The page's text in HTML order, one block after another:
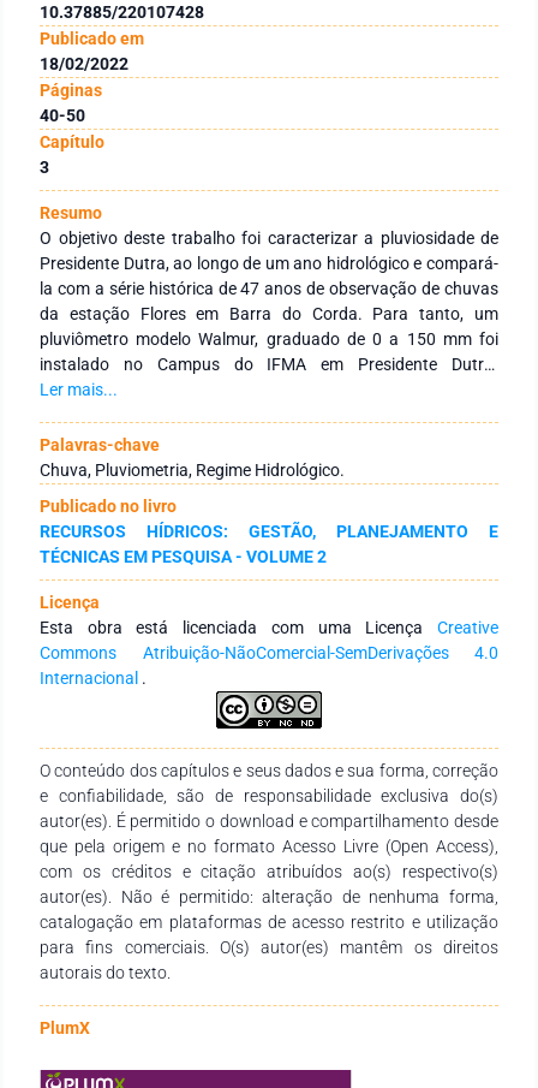
10.37885/220107428
Publicado em
18/02/2022
Páginas
40-50
Capítulo
3
Resumo
O objetivo deste trabalho foi caracterizar a pluviosidade de
Presidente Dutra, ao longo de um ano hidrológico e compará-
la com a série histórica de 47 anos de observação de chuvas
da estação Flores em Barra do Corda. Para tanto, um
pluviômetro modelo Walmur, graduado de 0 a 150 mm foi
instalado no Campus do IFMA em Presidente Dutra.
Diariamente, ao longo de 12 meses, os volumes foram
em planilha do Excel. Para comparar os volumes de chuva em
Presidente Dutra com a média histórica regional foi aplicado a
análise estatística de Correlação de Person no Excel. O
volume de chuva em Presidente Dutra foi 1.732,5 mm, muito
acima da média histórica da região que é de 1.215,3 mm,
sendo fevereiro foi o mês mais chuvoso com 428 mm,
contrariando a média histórica que apresenta o mês de
março como o mais chuvoso (247,7 mm) na região. O mês de
agosto apresentou ausência de chuva e corrobora com os
dados históricos na região que apresenta para esse mês
apenas 8,5 mm. Ao comparar os volumes de chuva nos seis
meses mais chuvosos, percebeu-se que esses meses
média regional, já que, historicamente, os meses chuvosos
participam com mais de 85% do volume anual na região. O
coeficiente de correlação de Person (r=0,70) mostrou-se
significativo, indicando que os volumes medidos em
Presidente Dutra estão seguindo a mesma tendência dos
dados regionais.
Ler mais...
Palavras-chave
Chuva, Pluviometria, Regime Hidrológico.
Publicado no livro
RECURSOS HÍDRICOS: GESTÃO, PLANEJAMENTO E
TÉCNICAS EM PESQUISA - VOLUME 2
Licença
Esta obra está licenciada com uma Licença Creative
Commons Atribuição-NãoComercial-SemDerivações 4.0
Internacional .
O conteúdo dos capítulos e seus dados e sua forma, correção
e confiabilidade, são de responsabilidade exclusiva do(s)
autor(es). É permitido o download e compartilhamento desde
que pela origem e no formato Acesso Livre (Open Access),
com os créditos e citação atribuídos ao(s) respectivo(s)
autor(es). Não é permitido: alteração de nenhuma forma,
catalogação em plataformas de acesso restrito e utilização
para fins comerciais. O(s) autor(es) mantêm os direitos
autorais do texto.
PlumX